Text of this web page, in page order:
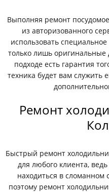
Выполняя ремонт
из авторизованного
использовать
только лишь оригинальные
подходе есть гарантия
техника будет вам служить
Ремонт
Быстрый ремонт
для любого клиента,
находиться в сломанном
поэтому ремонт